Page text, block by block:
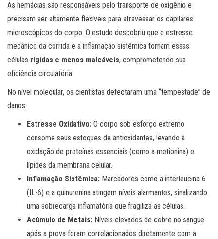
As hemácias são responsáveis pelo transporte de oxigênio e
precisam ser altamente flexíveis para atravessar os capilares
microscópicos do corpo. O estudo descobriu que o estresse
mecânico da corrida e a inflamação sistêmica tornam essas
células rígidas e menos maleáveis, comprometendo sua
eficiência circulatória.
No nível molecular, os cientistas detectaram uma “tempestade” de
danos:
Estresse Oxidativo: O corpo sob esforço extremo
consome seus estoques de antioxidantes, levando à
oxidação de proteínas essenciais (como a metionina) e
lípides da membrana celular.
Inflamação Sistêmica: Marcadores como a interleucina-6
(IL-6) e a quinurenina atingem níveis alarmantes, sinalizando
uma sobrecarga inflamatória que fragiliza as células.
Acúmulo de Metais: Níveis elevados de cobre no sangue
após a prova foram correlacionados diretamente com a